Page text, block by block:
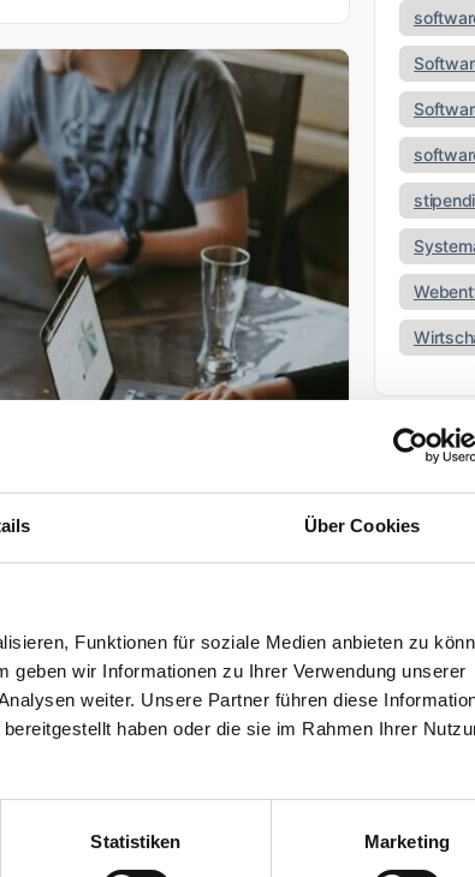
Über Cookies
Funktionen für soziale Medien anbieten zu
geben wir Informationen zu Ihrer Verwendung unserer
weiter. Unsere Partner führen diese
haben oder die sie im Rahmen Ihrer
Statistiken Marketing
Unternehmen stehen vor der
April 2026
März 2026
Oktober
Mai 2025